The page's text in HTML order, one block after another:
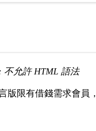
不允許 HTML 語法
版限有借錢需求會員，